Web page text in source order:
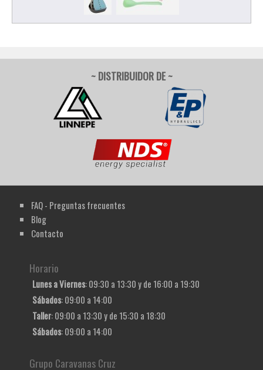
~ DISTRIBUIDOR DE ~
FAQ - Preguntas frecuentes
Blog
Contacto
Horario
Lunes a Viernes: 09:30 a 13:30 y de 16:00 a 19:30
Sábados: 09:00 a 14:00
Taller: 09:00 a 13:30 y de 15:30 a 18:30
Sábados: 09:00 a 14:00
Grupo Caravanas Cruz